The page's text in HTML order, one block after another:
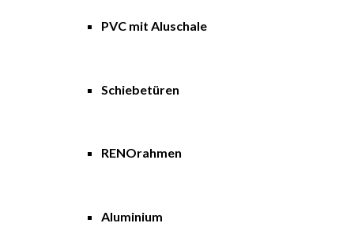
PVC mit Aluschale
Schiebetüren
RENOrahmen
Aluminium